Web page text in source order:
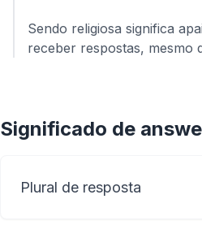
Sendo religiosa significa
receber respostas, mesmo
Significado de
Plural de resposta